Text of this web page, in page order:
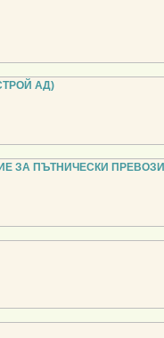
АД)
ЗА ПЪТНИЧЕСКИ